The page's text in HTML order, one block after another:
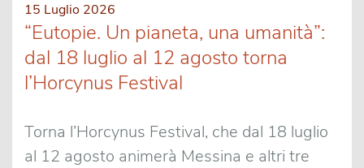
15 Luglio 2026
“Eutopie. Un pianeta, una umanità”:
dal 18 luglio al 12 agosto torna
l’Horcynus Festival
Torna l’Horcynus Festival, che dal 18 luglio
al 12 agosto animerà Messina e altri tre